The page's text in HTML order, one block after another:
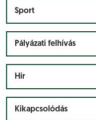
Sport
Pályázati felhívás
Hír
Kikapcsolódás